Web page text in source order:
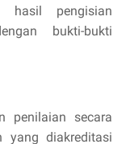
hasil pengisian
bukti-bukti
penilaian secara
yang diakreditasi